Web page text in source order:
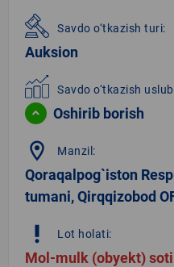
Savdo o‘tkazish turi:
Auksion
Savdo o‘tkazish
Oshirib borish
location_on Manzil:
Qoraqalpog`iston
tumani, Qirqqizobod
priority_high Lot holati:
Mol-mulk (obyekt)